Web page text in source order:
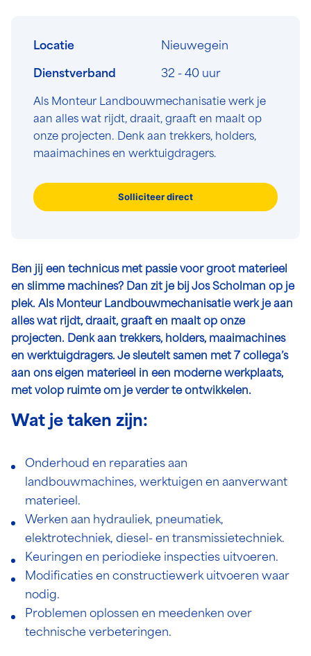
Locatie Nieuwegein
Dienstverband 32 - 40 uur
Als Monteur Landbouwmechanisatie werk je
aan alles wat rijdt, draait, graaft en maalt op
onze projecten. Denk aan trekkers, holders,
maaimachines en werktuigdragers.
Solliciteer direct
Ben jij een technicus met passie voor groot materieel
en slimme machines? Dan zit je bij Jos Scholman op je
plek. Als Monteur Landbouwmechanisatie werk je aan
alles wat rijdt, draait, graaft en maalt op onze
projecten. Denk aan trekkers, holders, maaimachines
en werktuigdragers. Je sleutelt samen met 7 collega’s
aan ons eigen materieel in een moderne werkplaats,
met volop ruimte om je verder te ontwikkelen.
Wat je taken zijn:
Onderhoud en reparaties aan
landbouwmachines, werktuigen en aanverwant
materieel.
Werken aan hydrauliek, pneumatiek,
elektrotechniek, diesel- en transmissietechniek.
Keuringen en periodieke inspecties uitvoeren.
Modificaties en constructiewerk uitvoeren waar
nodig.
Problemen oplossen en meedenken over
technische verbeteringen.